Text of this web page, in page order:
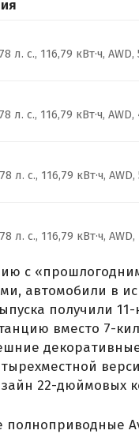
л. с., 116,79 кВт·ч, AWD,
л. с., 116,79 кВт·ч, AWD,
л. с., 116,79 кВт·ч, AWD,
л. с., 116,79 кВт·ч, AWD,
с
автомобили в
получили
вместо 7-
22-дюймовых
полноприводные